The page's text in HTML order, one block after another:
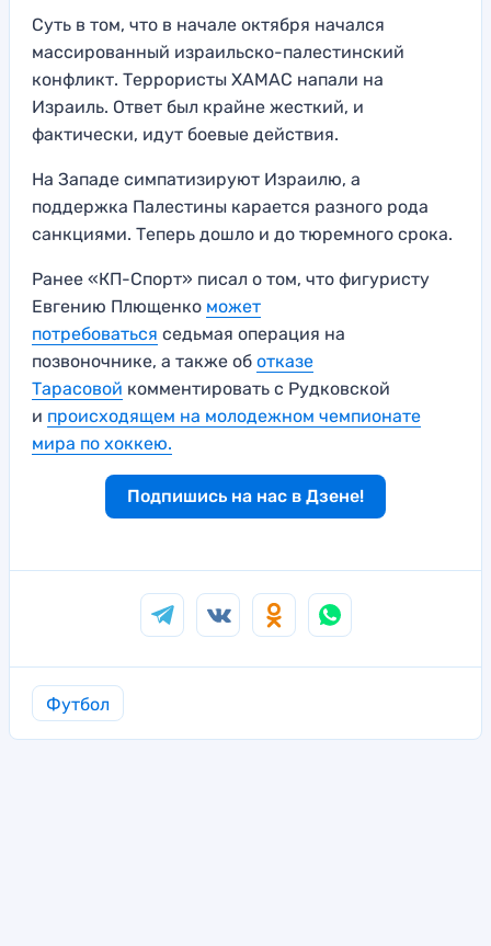
Суть в том, что в начале октября начался
массированный израильско-палестинский
конфликт. Террористы ХАМАС напали на
Израиль. Ответ был крайне жесткий, и
фактически, идут боевые действия.
На Западе симпатизируют Израилю, а
поддержка Палестины карается разного рода
санкциями. Теперь дошло и до тюремного срока.
Ранее «КП-Спорт» писал о том, что фигуристу
Евгению Плющенко может
потребоваться седьмая операция на
позвоночнике, а также об отказе
Тарасовой комментировать с Рудковской
и происходящем на молодежном чемпионате
мира по хоккею.
Подпишись на нас в Дзене!
Футбол